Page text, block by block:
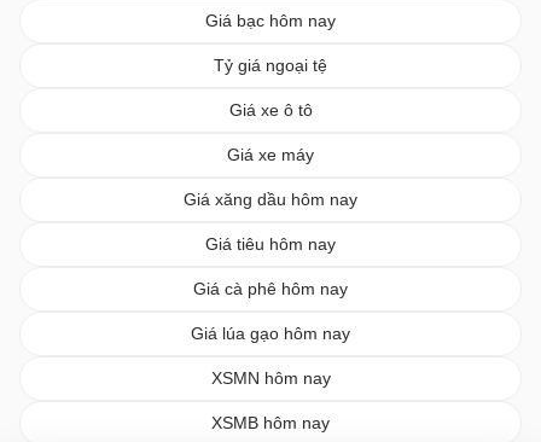
Giá bạc hôm nay
Tỷ giá ngoại tệ
Giá xe ô tô
Giá xe máy
Giá xăng dầu hôm nay
Giá tiêu hôm nay
Giá cà phê hôm nay
Giá lúa gạo hôm nay
XSMN hôm nay
XSMB hôm nay